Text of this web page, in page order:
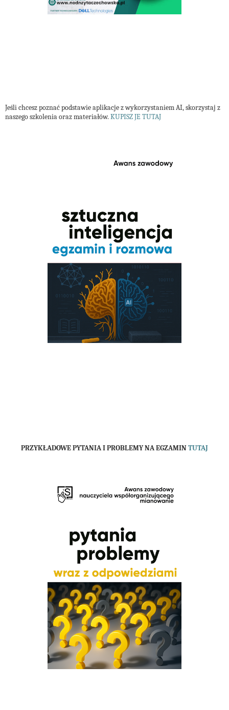
Jeśli chcesz poznać podstawie aplikacje z wykorzystaniem AI, skorzystaj z
naszego szkolenia oraz materiałów. KUPISZ JE TUTAJ
PRZYKŁADOWE PYTANIA I PROBLEMY NA EGZAMINTUTAJ